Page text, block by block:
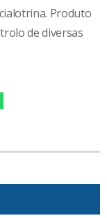
Produto
de diversas